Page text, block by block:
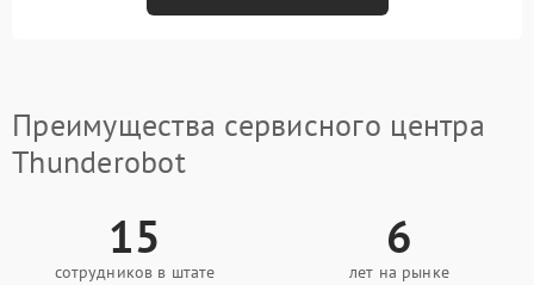
Преимущества сервисного центра
Thunderobot
15
сотрудников в штате
6
лет на рынке